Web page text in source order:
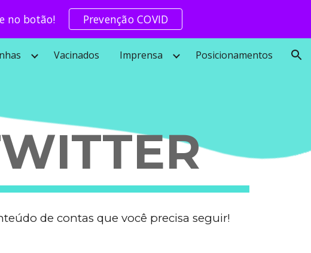
navigation
no botão! Prevenção COVID
Vacinados Imprensa Posicionamentos
de contas que você precisa seguir!